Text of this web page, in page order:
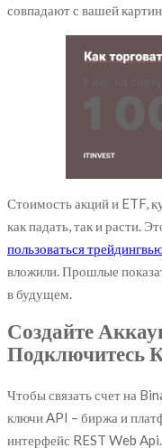
совпадают с вашей
Стоимость акций и ETF,
как падать, так и расти.
пользоваться
вложили. Прошлые
в будущем.
Создайте
Подключитесь
Чтобы связать счет на
ключи API – биржа и
интерфейс REST Web